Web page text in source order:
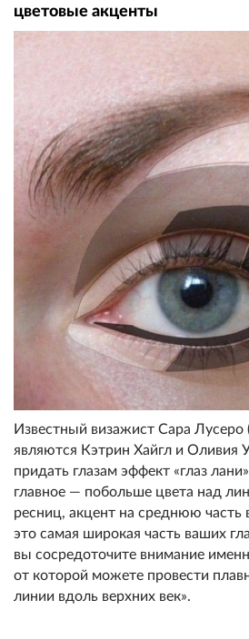
цветовые акценты
Известный визажист Сара Лусеро
являются Кэтрин Хайгл и Оливия
придать глазам эффект «глаз
главное — побольше цвета над
ресниц, акцент на среднюю часть
это самая широкая часть ваших
вы сосредоточите внимание
от которой можете провести
линии вдоль верхних век».